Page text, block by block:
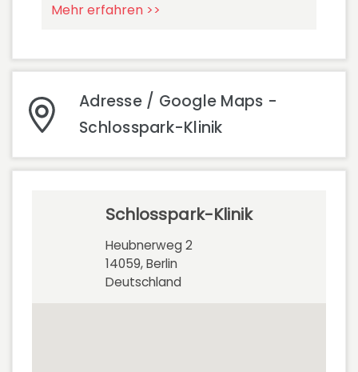
Mehr erfahren >>
Adresse / Google Maps -
Schlosspark-Klinik
Schlosspark-Klinik
Heubnerweg 2
14059, Berlin
Deutschland